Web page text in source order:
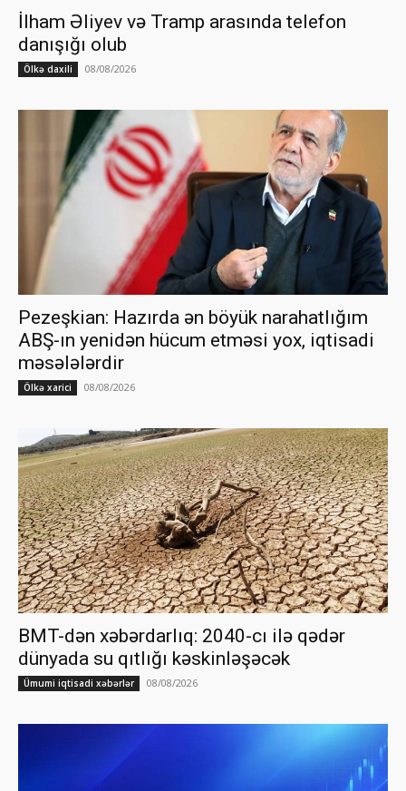
İlham Əliyev və Tramp arasında telefon
danışığı olub
Ölkə daxili 08/08/2026
Pezeşkian: Hazırda ən böyük narahatlığım
ABŞ-ın yenidən hücum etməsi yox, iqtisadi
məsələlərdir
Ölkə xarici 08/08/2026
BMT-dən xəbərdarlıq: 2040-cı ilə qədər
dünyada su qıtlığı kəskinləşəcək
Ümumi iqtisadi xəbərlər 08/08/2026